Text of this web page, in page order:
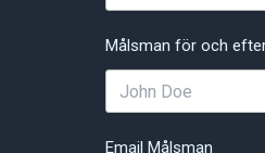
Målsman för och
Email Målsman